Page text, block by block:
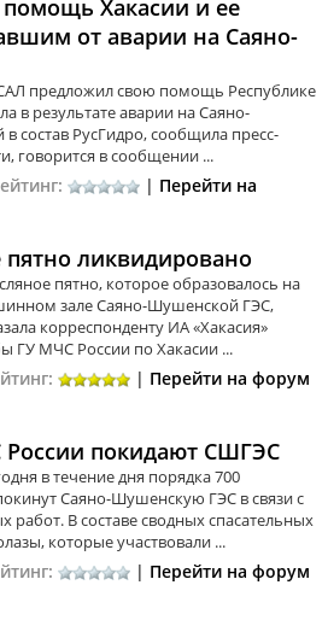
Хакасии и ее
от аварии на Саяно-
предложил свою помощь Республике
в результате аварии на Саяно-
состав РусГидро, сообщила пресс-
говорится в сообщении ...
| Перейти на
ликвидировано
пятно, которое образовалось на
зале Саяно-Шушенской ГЭС,
корреспонденту ИА «Хакасия»
ГУ МЧС России по Хакасии ...
| Перейти на форум
покидают СШГЭС
в течение дня порядка 700
Саяно-Шушенскую ГЭС в связи с
работ. В составе сводных спасательных
которые участвовали ...
| Перейти на форум